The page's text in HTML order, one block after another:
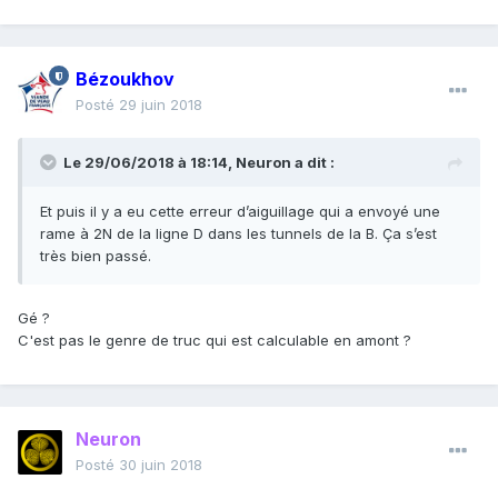
Bézoukhov
Posté 29 juin 2018
Le 29/06/2018 à 18:14, Neuron a dit :
Et puis il y a eu cette erreur d’aiguillage qui a envoyé une
rame à 2N de la ligne D dans les tunnels de la B. Ça s’est
très bien passé.
Gé ?
C'est pas le genre de truc qui est calculable en amont ?
Neuron
Posté 30 juin 2018